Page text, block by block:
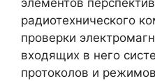
элементов
радиотехнического
проверки
входящих в него
протоколов и